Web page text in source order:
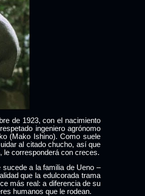
de 1923, con el nacimiento
ingeniero agrónomo
(Mako Ishino). Como suele
al citado chucho, así que
le corresponderá con creces.
a la familia de Ueno –
que la edulcorada trama
más real: a diferencia de su
humanos que le rodean.